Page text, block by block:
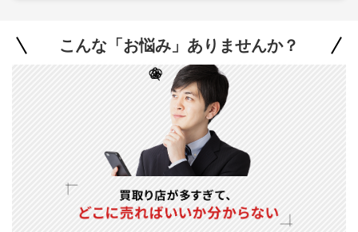
こんな「お悩み」ありませんか？